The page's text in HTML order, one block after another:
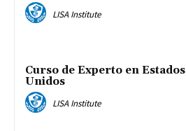
LISA Institute
Curso de Experto en Estados
Unidos
LISA Institute